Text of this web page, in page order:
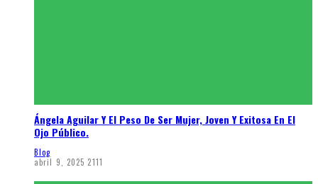
Ángela Aguilar Y El Peso De Ser Mujer, Joven Y Exitosa En El
Ojo Público.
Blog
abril 9, 2025 2111